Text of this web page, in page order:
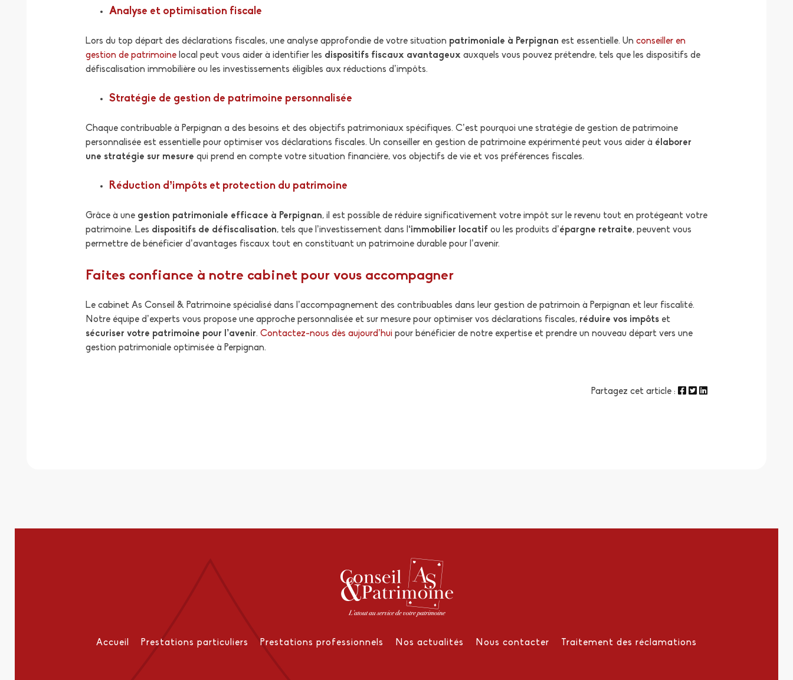
Analyse et optimisation fiscale
Lors du top départ des déclarations fiscales, une analyse approfondie de votre situation patrimoniale à Perpignan est essentielle. Un conseiller en
gestion de patrimoine local peut vous aider à identifier les dispositifs fiscaux avantageux auxquels vous pouvez prétendre, tels que les dispositifs de
défiscalisation immobilière ou les investissements éligibles aux réductions d’impôts.
Stratégie de gestion de patrimoine personnalisée
Chaque contribuable à Perpignan a des besoins et des objectifs patrimoniaux spécifiques. C’est pourquoi une stratégie de gestion de patrimoine
personnalisée est essentielle pour optimiser vos déclarations fiscales. Un conseiller en gestion de patrimoine expérimenté peut vous aider à élaborer
une stratégie sur mesure qui prend en compte votre situation financière, vos objectifs de vie et vos préférences fiscales.
Réduction d’impôts et protection du patrimoine
Grâce à une gestion patrimoniale efficace à Perpignan, il est possible de réduire significativement votre impôt sur le revenu tout en protégeant votre
patrimoine. Les dispositifs de défiscalisation, tels que l’investissement dans l ‘immobilier locatif ou les produits d’épargne retraite, peuvent vous
permettre de bénéficier d’avantages fiscaux tout en constituant un patrimoine durable pour l’avenir.
Faites confiance à notre cabinet pour vous accompagner
Le cabinet As Conseil & Patrimoine spécialisé dans l’accompagnement des contribuables dans leur gestion de patrimoin à Perpignan et leur fiscalité.
Notre équipe d’experts vous propose une approche personnalisée et sur mesure pour optimiser vos déclarations fiscales, réduire vos impôts et
sécuriser votre patrimoine pour l’avenir. Contactez-nous dès aujourd’hui pour bénéficier de notre expertise et prendre un nouveau départ vers une
gestion patrimoniale optimisée à Perpignan.
Partagez cet article :
Accueil Prestations particuliers Prestations professionnels Nos actualités Nous contacter Traitement des réclamations